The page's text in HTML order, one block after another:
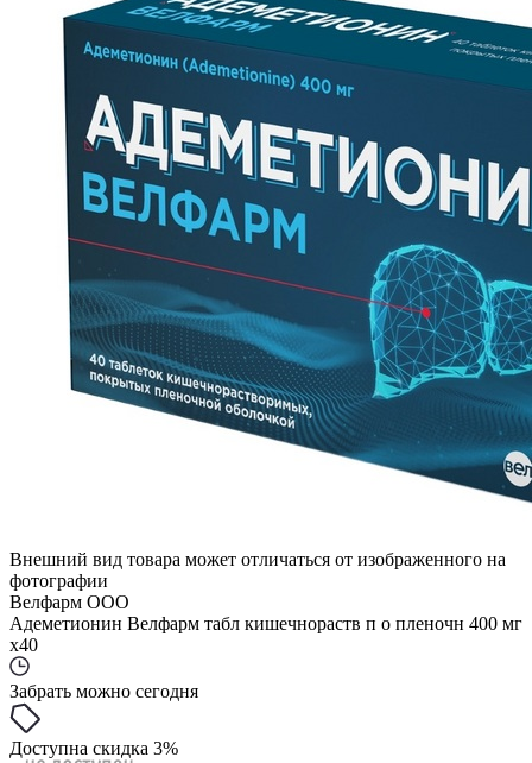
Внешний вид товара может отличаться от изображенного на
фотографии
Велфарм ООО
Адеметионин Велфарм табл кишечнораств п о пленочн 400 мг
x40
Забрать можно сегодня
Доступна скидка 3%